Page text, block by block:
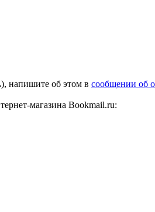
), напишите об этом в сообщении об
магазина Bookmail.ru: